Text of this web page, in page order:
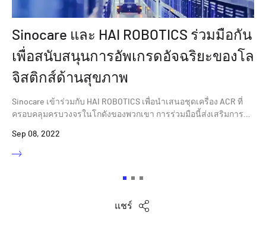
แชร์
Sinocare และ HAI ROBOTICS ร่วมมือกัน
เพื่อสนับสนุนการอัพเกรดอัจฉริยะของโล
จิสติกส์ด้านสุขภาพ
Sinocare เข้าร่วมกับ HAI ROBOTICS เพื่อนำเสนอชุดเครื่อง ACR ที่
ครอบคลุมครบวงจรในโกดังของพวกเขา การร่วมมือนี้ส่งเสริมการ
Sep 08, 2022